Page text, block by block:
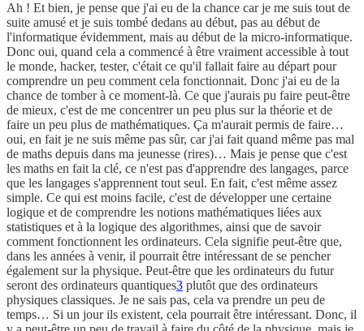
Ah ! Et bien, je pense que j'ai eu de la chance car je me suis tout de
suite amusé et je suis tombé dedans au début, pas au début de
l'informatique évidemment, mais au début de la micro-informatique.
Donc oui, quand cela a commencé à être vraiment accessible à tout
le monde, hacker, tester, c'était ce qu'il fallait faire au départ pour
comprendre un peu comment cela fonctionnait. Donc j'ai eu de la
chance de tomber à ce moment-là. Ce que j'aurais pu faire peut-être
de mieux, c'est de me concentrer un peu plus sur la théorie et de
faire un peu plus de mathématiques. Ça m'aurait permis de faire…
oui, en fait je ne suis même pas sûr, car j'ai fait quand même pas mal
de maths depuis dans ma jeunesse (rires)… Mais je pense que c'est
les maths en fait la clé, ce n'est pas d'apprendre des langages, parce
que les langages s'apprennent tout seul. En fait, c'est même assez
simple. Ce qui est moins facile, c'est de développer une certaine
logique et de comprendre les notions mathématiques liées aux
statistiques et à la logique des algorithmes, ainsi que de savoir
comment fonctionnent les ordinateurs. Cela signifie peut-être que,
dans les années à venir, il pourrait être intéressant de se pencher
également sur la physique. Peut-être que les ordinateurs du futur
seront des ordinateurs quantiques3 plutôt que des ordinateurs
physiques classiques. Je ne sais pas, cela va prendre un peu de
temps… Si un jour ils existent, cela pourrait être intéressant. Donc, il